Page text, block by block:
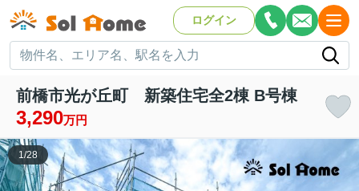
ログイン
前橋市光が丘町 新築住宅全2棟 B号棟
3,290万円
1/28